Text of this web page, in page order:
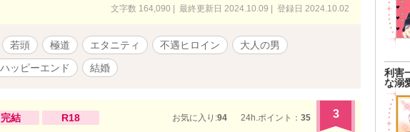
文字数 164,090 | 最終更新日 2024.10.09 | 登録日 2024.10.02
若頭 極道 エタニティ 不遇ヒロイン
大人の男
ハッピーエンド 結婚
完結 R18 お気に入り:94 24h.ポイント： 35 3
利害
な溺